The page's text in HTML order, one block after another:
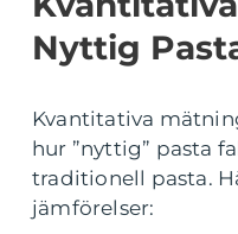
Nyttig
Kvantitativa
hur ”nyttig” pasta
traditionell pasta.
jämförelser: